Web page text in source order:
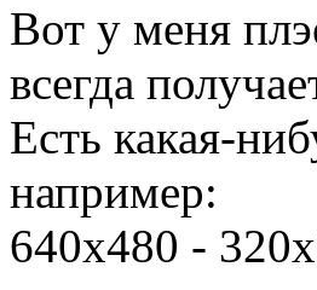
Вот у меня
всегда
Есть какая-
например:
640х480 -